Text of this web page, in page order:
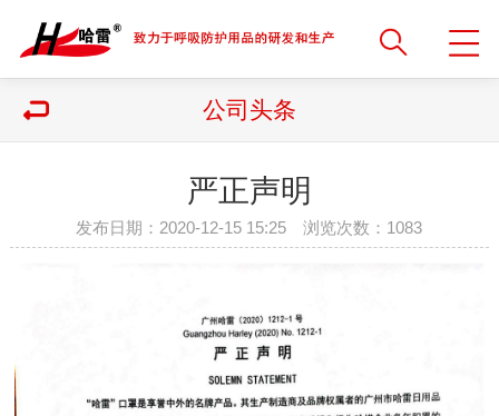
公司头条
严正声明
发布日期：2020-12-15 15:25 浏览次数： 1083